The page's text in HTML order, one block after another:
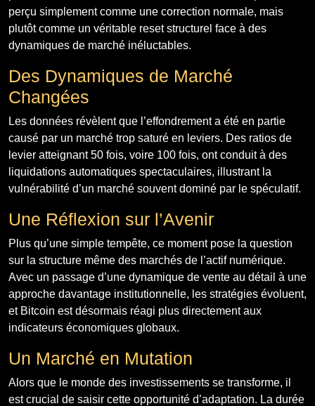
perçu simplement comme une correction normale, mais
plutôt comme un véritable reset structurel face à des
dynamiques de marché inéluctables.
Des Dynamiques de Marché
Changées
Les données révèlent que l’effondrement a été en partie
causé par un marché trop saturé en leviers. Des ratios de
levier atteignant 50 fois, voire 100 fois, ont conduit à des
liquidations automatiques spectaculaires, illustrant la
vulnérabilité d’un marché souvent dominé par le spéculatif.
Une Réflexion sur l’Avenir
Plus qu’une simple tempête, ce moment pose la question
sur la structure même des marchés de l’actif numérique.
Avec un passage d’une dynamique de vente au détail à une
approche davantage institutionnelle, les stratégies évoluent,
et Bitcoin est désormais réagi plus directement aux
indicateurs économiques globaux.
Un Marché en Mutation
Alors que le monde des investissements se transforme, il
est crucial de saisir cette opportunité d’adaptation. La durée